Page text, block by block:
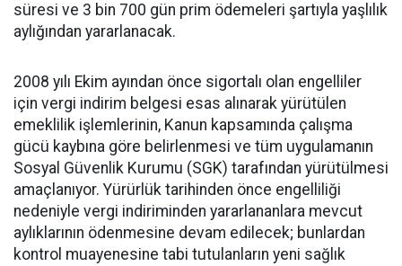
süresi ve 3 bin 700 gün prim ödemeleri şartıyla yaşlılık
aylığından yararlanacak.
2008 yılı Ekim ayından önce sigortalı olan engelliler
için vergi indirim belgesi esas alınarak yürütülen
emeklilik işlemlerinin, Kanun kapsamında çalışma
gücü kaybına göre belirlenmesi ve tüm uygulamanın
Sosyal Güvenlik Kurumu (SGK) tarafından yürütülmesi
amaçlanıyor. Yürürlük tarihinden önce engelliliği
nedeniyle vergi indiriminden yararlananlara mevcut
aylıklarının ödenmesine devam edilecek; bunlardan
kontrol muayenesine tabi tutulanların yeni sağlık